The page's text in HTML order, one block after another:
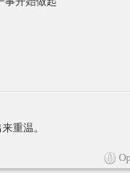
重温。